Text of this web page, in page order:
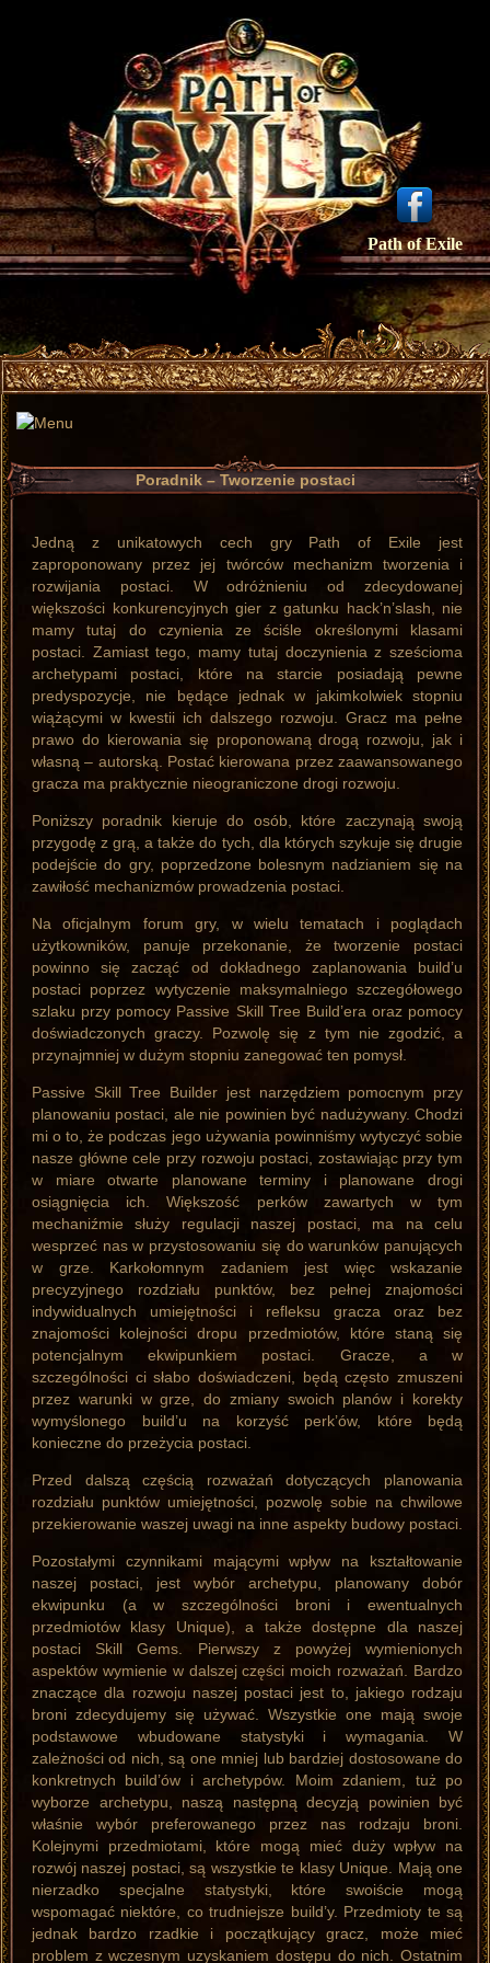
Path of Exile
Poradnik – Tworzenie postaci
Jedną z unikatowych cech gry Path of Exile jest
zaproponowany przez jej twórców mechanizm tworzenia i
rozwijania postaci. W odróżnieniu od zdecydowanej
większości konkurencyjnych gier z gatunku hack’n’slash, nie
mamy tutaj do czynienia ze ściśle określonymi klasami
postaci. Zamiast tego, mamy tutaj doczynienia z sześcioma
archetypami postaci, które na starcie posiadają pewne
predyspozycje, nie będące jednak w jakimkolwiek stopniu
wiążącymi w kwestii ich dalszego rozwoju. Gracz ma pełne
prawo do kierowania się proponowaną drogą rozwoju, jak i
własną – autorską. Postać kierowana przez zaawansowanego
gracza ma praktycznie nieograniczone drogi rozwoju.
Poniższy poradnik kieruje do osób, które zaczynają swoją
przygodę z grą, a także do tych, dla których szykuje się drugie
podejście do gry, poprzedzone bolesnym nadzianiem się na
zawiłość mechanizmów prowadzenia postaci.
Na oficjalnym forum gry, w wielu tematach i poglądach
użytkowników, panuje przekonanie, że tworzenie postaci
powinno się zacząć od dokładnego zaplanowania build’u
postaci poprzez wytyczenie maksymalniego szczegółowego
szlaku przy pomocy Passive Skill Tree Build’era oraz pomocy
doświadczonych graczy. Pozwolę się z tym nie zgodzić, a
przynajmniej w dużym stopniu zanegować ten pomysł.
Passive Skill Tree Builder jest narzędziem pomocnym przy
planowaniu postaci, ale nie powinien być nadużywany. Chodzi
mi o to, że podczas jego używania powinniśmy wytyczyć sobie
nasze główne cele przy rozwoju postaci, zostawiając przy tym
w miare otwarte planowane terminy i planowane drogi
osiągnięcia ich. Większość perków zawartych w tym
mechaniźmie służy regulacji naszej postaci, ma na celu
wesprzeć nas w przystosowaniu się do warunków panujących
w grze. Karkołomnym zadaniem jest więc wskazanie
precyzyjnego rozdziału punktów, bez pełnej znajomości
indywidualnych umiejętności i refleksu gracza oraz bez
znajomości kolejności dropu przedmiotów, które staną się
potencjalnym ekwipunkiem postaci. Gracze, a w
szczególności ci słabo doświadczeni, będą często zmuszeni
przez warunki w grze, do zmiany swoich planów i korekty
wymyślonego build’u na korzyść perk’ów, które będą
konieczne do przeżycia postaci.
Przed dalszą częścią rozważań dotyczących planowania
rozdziału punktów umiejętności, pozwolę sobie na chwilowe
przekierowanie waszej uwagi na inne aspekty budowy postaci.
Pozostałymi czynnikami mającymi wpływ na kształtowanie
naszej postaci, jest wybór archetypu, planowany dobór
ekwipunku (a w szczególności broni i ewentualnych
przedmiotów klasy Unique), a także dostępne dla naszej
postaci Skill Gems. Pierwszy z powyżej wymienionych
aspektów wymienie w dalszej części moich rozważań. Bardzo
znaczące dla rozwoju naszej postaci jest to, jakiego rodzaju
broni zdecydujemy się używać. Wszystkie one mają swoje
podstawowe wbudowane statystyki i wymagania. W
zależności od nich, są one mniej lub bardziej dostosowane do
konkretnych build’ów i archetypów. Moim zdaniem, tuż po
wyborze archetypu, naszą następną decyzją powinien być
właśnie wybór preferowanego przez nas rodzaju broni.
Kolejnymi przedmiotami, które mogą mieć duży wpływ na
rozwój naszej postaci, są wszystkie te klasy Unique. Mają one
nierzadko specjalne statystyki, które swoiście mogą
wspomagać niektóre, co trudniejsze build’y. Przedmioty te są
jednak bardzo rzadkie i początkujący gracz, może mieć
problem z wczesnym uzyskaniem dostępu do nich. Ostatnim